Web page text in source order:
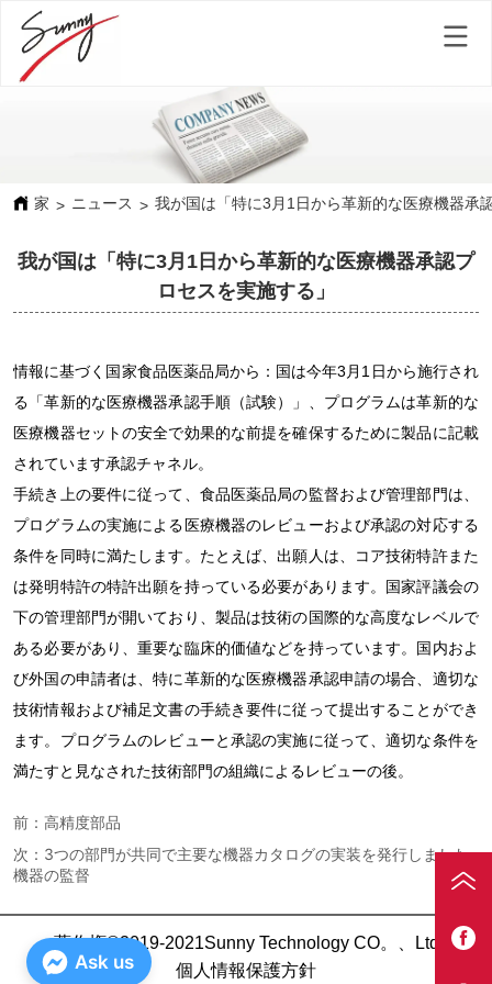
家 > ニュース > 我が国は「特に3月1日から革新的な医療機器承
我が国は「特に3月1日から革新的な医療機器承認プ
ロセスを実施する」
前：高精度部品
次： 3つの部門が共同で主要な機器カタログの実装を発行しました
機器の監督
著作権©2019-2021Sunny Technology CO。、Ltd
個人情報保護方針
Ask us